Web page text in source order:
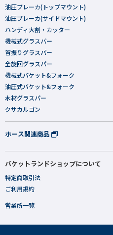
油圧ブレーカ(トップマウント)
油圧ブレーカ(サイドマウント)
ハンディ大割・カッター
機械式グラスパー
首振りグラスパー
全旋回グラスパー
機械式バケット&フォーク
油圧式バケット&フォーク
木材グラスパー
クサカルゴン
ホース関連商品
バケットランドショップについて
特定商取引法
ご利用規約
営業所一覧